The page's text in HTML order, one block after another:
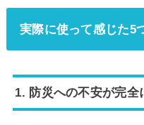
実際に使って感じた5
1. 防災への不安が完全